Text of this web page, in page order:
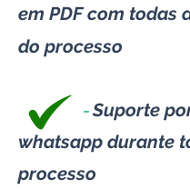
em PDF com todas
do processo
-Suporte
whatsapp durante
processo